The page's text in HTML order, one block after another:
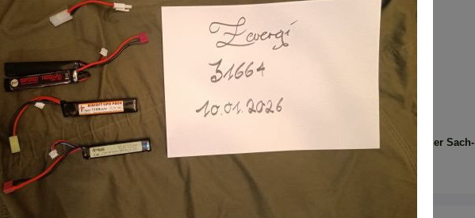
ich mir gerne an, an folgendem wäre Interesse:
was vorschlagen.
möglich.
via Überweisung, kein Paypal.
Käufer. Privatverkauf, Keine Rücknahme, Der Verkauf erfolgt unter Ausschluss jeglicher Sach­
nach bestem Wissen und Gewissen, Keine Garantie, Keine Gewährleistung.